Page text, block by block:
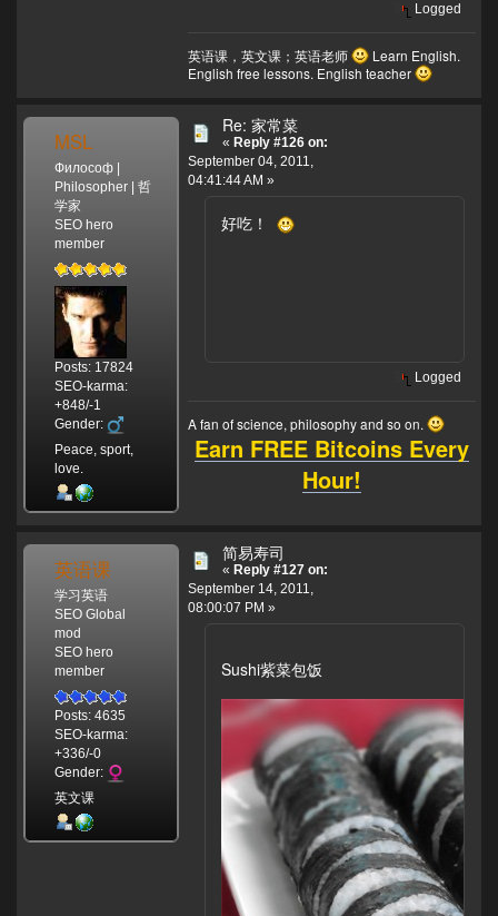
Logged
英语课，英文课；英语老师
Learn English.
English free lessons. English teacher
MSL
Философ |
Philosopher | 哲
学家
SEO hero
member
Posts: 17824
SEO-karma:
+848/-1
Gender:
Peace, sport,
love.
Re: 家常菜
« Reply #126 on:
September 04, 2011,
04:41:44 AM »
好吃！
Logged
A fan of science, philosophy and so on.
Earn FREE Bitcoins Every
Hour!
英语课
学习英语
SEO Global
mod
SEO hero
member
Posts: 4635
SEO-karma:
+336/-0
Gender:
英文课
简易寿司
« Reply #127 on:
September 14, 2011,
08:00:07 PM »
Sushi紫菜包饭